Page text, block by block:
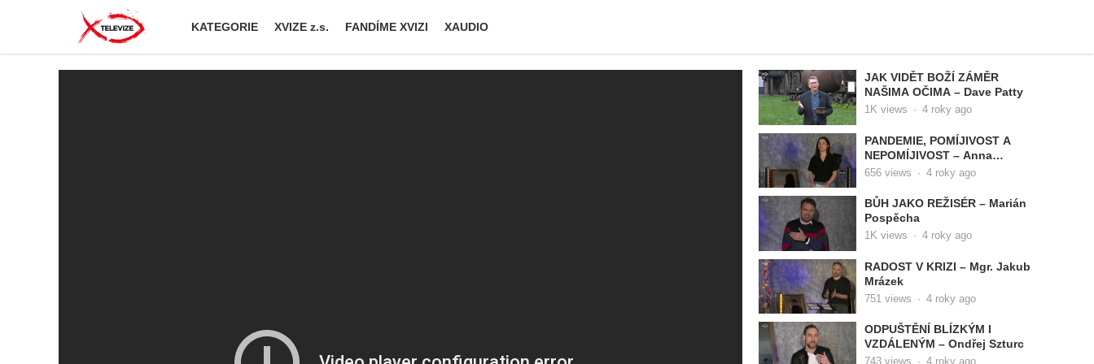
KATEGORIE XVIZE z.s. FANDÍME XVIZI XAUDIO
JAK VIDĚT BOŽÍ ZÁMĚR
NAŠIMA OČIMA – Dave Patty
1K views · 4 roky ago
PANDEMIE, POMÍJIVOST A
NEPOMÍJIVOST – Anna
Janoušková
656 views · 4 roky ago
BŮH JAKO REŽISÉR – Marián
Pospěcha
1K views · 4 roky ago
RADOST V KRIZI – Mgr. Jakub
Mrázek
751 views · 4 roky ago
ODPUŠTĚNÍ BLÍZKÝM I
VZDÁLENÝM – Ondřej Szturc
743 views · 4 roky ago